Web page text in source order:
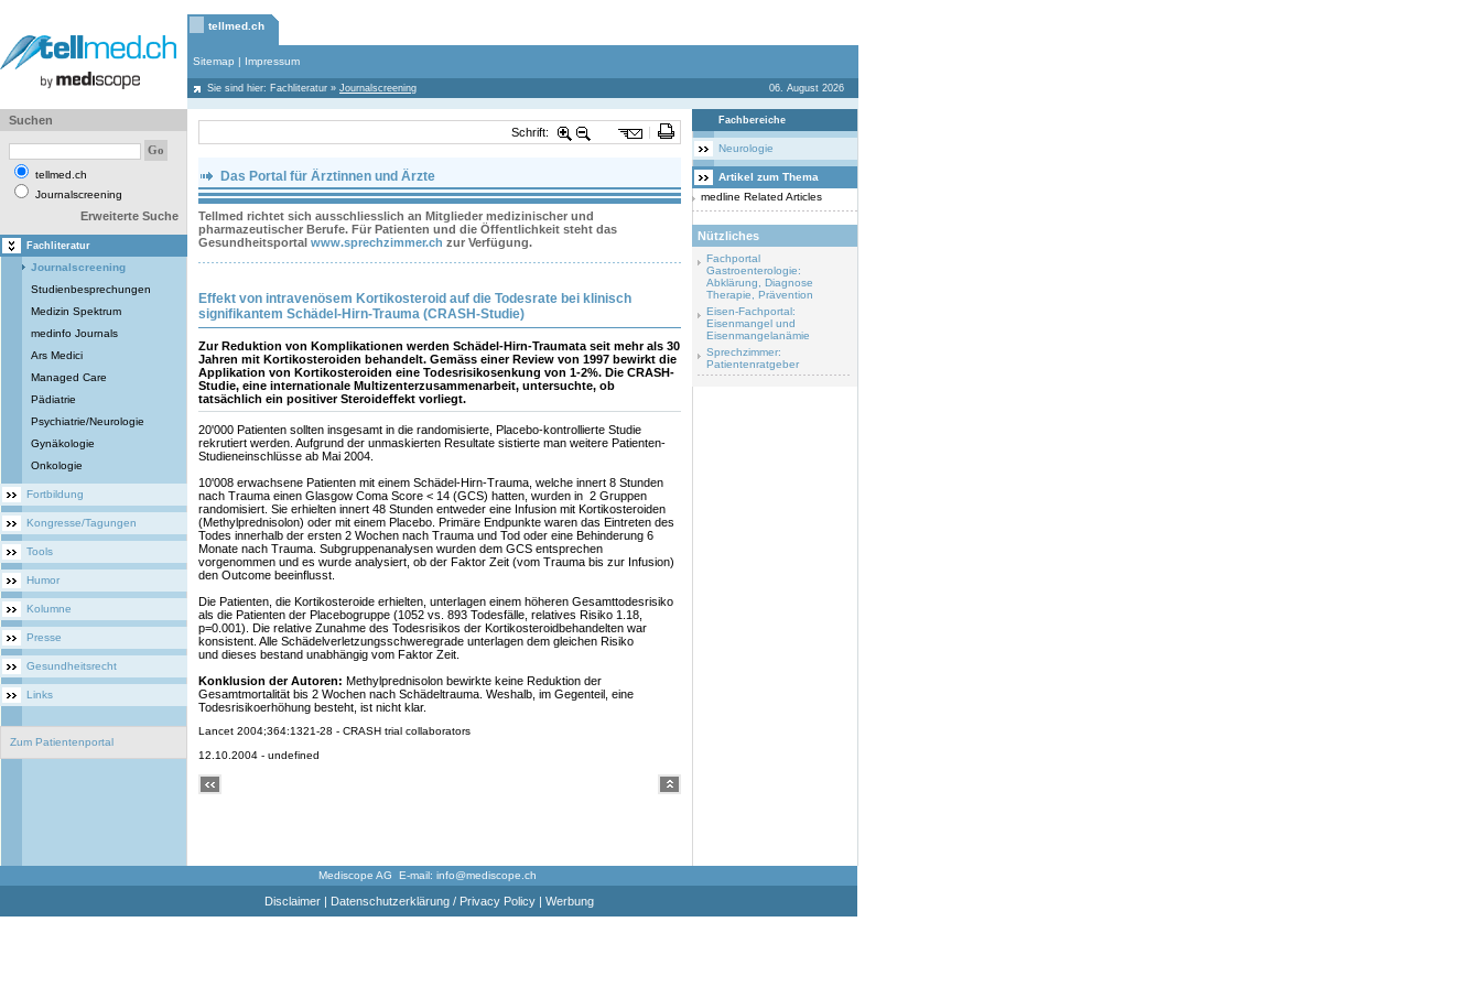
tellmed.ch
Sitemap | Impressum
Sie sind hier: Fachliteratur » Journalscreening 06. August 2026
Suchen
tellmed.ch
Journalscreening
Erweiterte Suche
Fachliteratur
Journalscreening
Studienbesprechungen
Medizin Spektrum
medinfo Journals
Ars Medici
Managed Care
Pädiatrie
Psychiatrie/Neurologie
Gynäkologie
Onkologie
Fortbildung
Kongresse/Tagungen
Tools
Humor
Kolumne
Presse
Gesundheitsrecht
Links
Zum Patientenportal
Schrift:
Das Portal für Ärztinnen und Ärzte
Tellmed richtet sich ausschliesslich an Mitglieder medizinischer und
pharmazeutischer Berufe. Für Patienten und die Öffentlichkeit steht das
Gesundheitsportal www.sprechzimmer.ch zur Verfügung.
Effekt von intravenösem Kortikosteroid auf die Todesrate bei klinisch
signifikantem Schädel-Hirn-Trauma (CRASH-Studie)
Zur Reduktion von Komplikationen werden Schädel-Hirn-Traumata seit mehr als 30
Jahren mit Kortikosteroiden behandelt. Gemäss einer Review von 1997 bewirkt die
Applikation von Kortikosteroiden eine Todesrisikosenkung von 1-2%. Die CRASH-
Studie, eine internationale Multizenterzusammenarbeit, untersuchte, ob
tatsächlich ein positiver Steroideffekt vorliegt.
20'000 Patienten sollten insgesamt in die randomisierte, Placebo-kontrollierte Studie
rekrutiert werden. Aufgrund der unmaskierten Resultate sistierte man weitere Patienten-
Studieneinschlüsse ab Mai 2004.
10'008 erwachsene Patienten mit einem Schädel-Hirn-Trauma, welche innert 8 Stunden
nach Trauma einen Glasgow Coma Score < 14 (GCS) hatten, wurden in 2 Gruppen
randomisiert. Sie erhielten innert 48 Stunden entweder eine Infusion mit Kortikosteroiden
(Methylprednisolon) oder mit einem Placebo. Primäre Endpunkte waren das Eintreten des
Todes innerhalb der ersten 2 Wochen nach Trauma und Tod oder eine Behinderung 6
Monate nach Trauma. Subgruppenanalysen wurden dem GCS entsprechen
vorgenommen und es wurde analysiert, ob der Faktor Zeit (vom Trauma bis zur Infusion)
den Outcome beeinflusst.
Die Patienten, die Kortikosteroide erhielten, unterlagen einem höheren Gesamttodesrisiko
als die Patienten der Placebogruppe (1052 vs. 893 Todesfälle, relatives Risiko 1.18,
p=0.001). Die relative Zunahme des Todesrisikos der Kortikosteroidbehandelten war
konsistent. Alle Schädelverletzungsschweregrade unterlagen dem gleichen Risiko
und dieses bestand unabhängig vom Faktor Zeit.
Konklusion der Autoren: Methylprednisolon bewirkte keine Reduktion der
Gesamtmortalität bis 2 Wochen nach Schädeltrauma. Weshalb, im Gegenteil, eine
Todesrisikoerhöhung besteht, ist nicht klar.
Lancet 2004;364:1321-28 - CRASH trial collaborators
12.10.2004 - undefined
Fachbereiche
Neurologie
Artikel zum Thema
medline Related Articles
Nützliches
Fachportal
Gastroenterologie:
Abklärung, Diagnose
Therapie, Prävention
Eisen-Fachportal:
Eisenmangel und
Eisenmangelanämie
Sprechzimmer:
Patientenratgeber
Mediscope AG E-mail: info@mediscope.ch
Disclaimer| Datenschutzerklärung / Privacy Policy| Werbung